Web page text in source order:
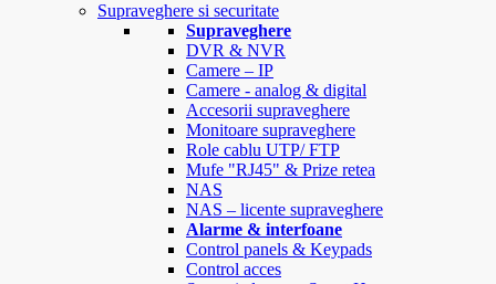
Supraveghere si securitate
Supraveghere
DVR & NVR
Camere – IP
Camere - analog & digital
Accesorii supraveghere
Monitoare supraveghere
Role cablu UTP/ FTP
Mufe "RJ45" & Prize retea
NAS
NAS – licente supraveghere
Alarme & interfoane
Control panels & Keypads
Control acces